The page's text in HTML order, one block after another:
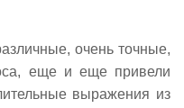
очень точные,
еще и еще привели
выражения из